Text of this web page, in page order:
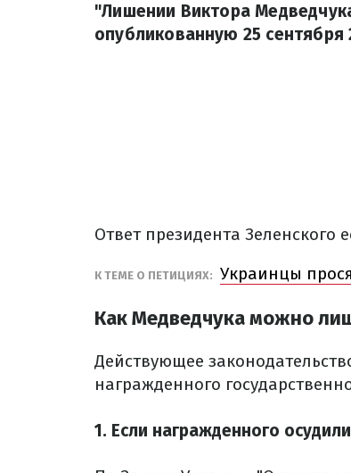
"Лишении Виктора
опубликованную 25
Ответ президента Зеленского
К ТЕМЕ О ПЕТИЦИЯХ: Украинцы
Как Медведчука можно
Действующее
награжденного
1. Если награжденного